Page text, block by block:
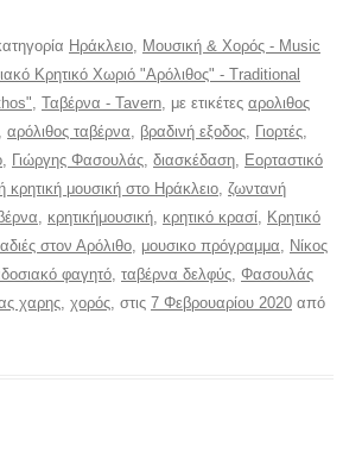
Ηράκλειο
Μουσική & Χορός - Music
Κρητικό Χωριό "Αρόλιθος" - Traditional
Ταβέρνα - Tavern , με ετικέτες αρολιθος
αρόλιθος ταβέρνα βραδινή εξοδος Γιορτές
Γιώργης Φασουλάς διασκέδαση
Εορταστικό
κρητική μουσική στο Ηράκλειο ζωντανή
κρητικήμουσική κρητικό κρασί
Κρητικό
στον Αρόλιθο μουσικο πρόγραμμα
Νίκος
φαγητό ταβέρνα δελφύς Φασουλάς
χαρης χορός , στις 7 Φεβρουαρίου 2020 από